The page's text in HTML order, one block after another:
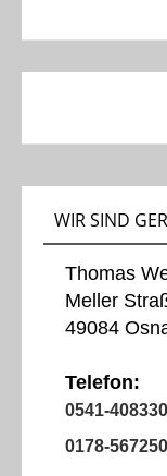
WIR SIND
Thomas
Meller
49084
Telefon:
0541-
0178-